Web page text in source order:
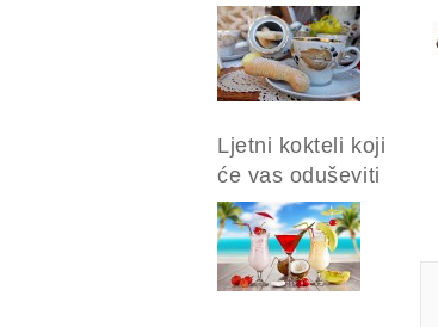
Ljetni kokteli koji
će vas oduševiti